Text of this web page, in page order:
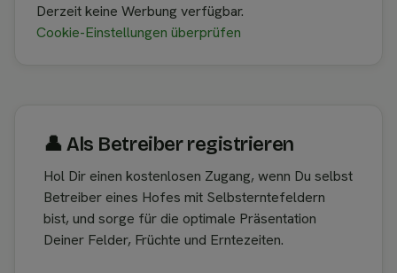
Derzeit keine Werbung verfügbar.
Cookie-Einstellungen überprüfen
👤︎ Als Betreiber registrieren
Hol Dir einen kostenlosen Zugang, wenn Du selbst
Betreiber eines Hofes mit Selbsterntefeldern
bist, und sorge für die optimale Präsentation
Deiner Felder, Früchte und Erntezeiten.